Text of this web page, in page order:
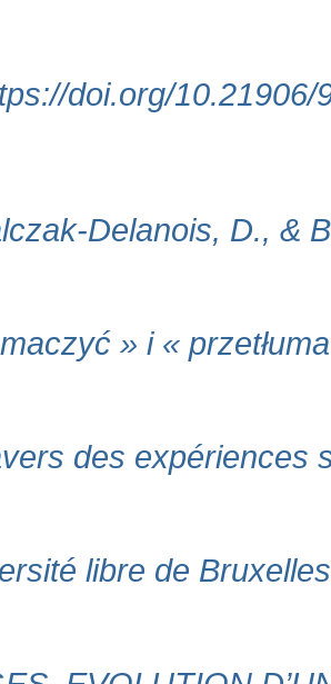
doi.org/10.21906/
Delanois, D., &
» i «
des expériences
libre de